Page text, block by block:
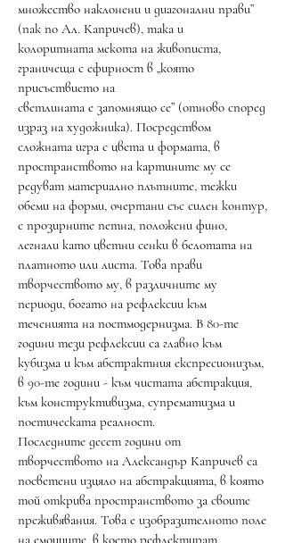
множество наклонени и диагонални прави”
(пак по Ал. Капричев), така и
колоритната мекота на живописта,
граничеща с ефирност в „която
присъствието на
светлината е запомнящо се” (отново според
израз на художника). Посредством
сложната игра с цвета и формата, в
пространството на картините му се
редуват материално плътните, тежки
обеми на форми, очертани със силен контур,
с прозирните петна, положени фино,
легнали като цветни сенки в белотата на
платното или листа. Това прави
творчеството му, в различните му
периоди, богато на рефлексии към
теченията на постмодернизма. В 80-те
години тези рефлексии са главно към
кубизма и към абстрактния експресионизъм,
в 90-те години - към чистата абстракция,
към конструктивизма, супрематизма и
поетическата реалност.
Последните десет години от
творчеството на Александър Капричев са
посветени изцяло на абстракцията, в която
той открива пространството за своите
преживявания. Това е изобразителното поле
на емоциите, в което рефлектират